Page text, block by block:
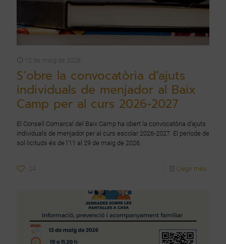
12 de maig de 2026
S’obre la convocatòria d’ajuts
individuals de menjador al Baix
Camp per al curs 2026-2027
El Consell Comarcal del Baix Camp ha obert la convocatòria d'ajuts
individuals de menjador per al curs escolar 2026-2027. El període de
sol·licituds és de l’11 al 29 de maig de 2026.
24 Llegir més